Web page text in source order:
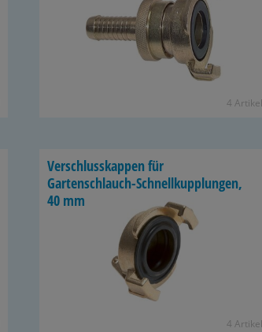
4 Ar­ti­kel
Ver­schluss­kap­pen für
Gartenschlauch-​Schnellkupplungen,
40 mm
4 Ar­ti­kel